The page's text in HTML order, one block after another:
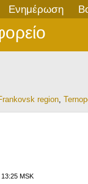
Ενημέρωση
region,
MSK